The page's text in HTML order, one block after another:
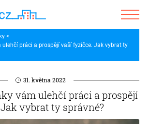
ulehčí práci a prospějí vaší fyzičce. Jak vybrat ty
31. května 2022
vám ulehčí práci a prospějí
vybrat ty správné?